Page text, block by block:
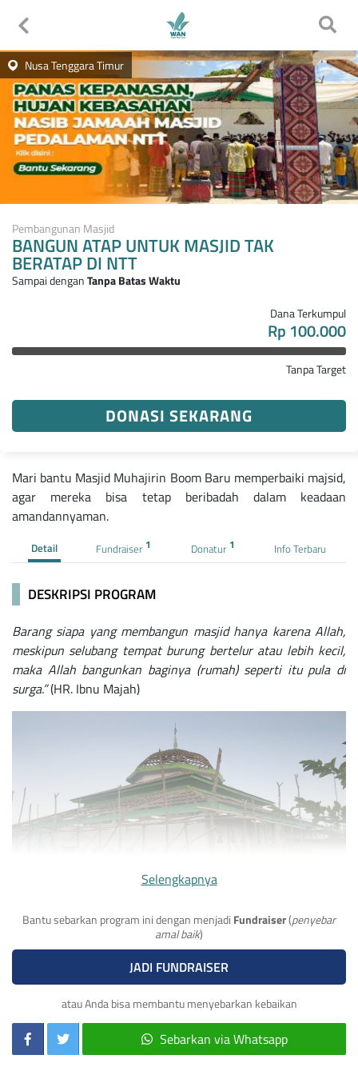
Nusa Tenggara Timur
Pembangunan Masjid
BANGUN ATAP UNTUK MASJID TAK
BERATAP DI NTT
Sampai denganTanpa Batas Waktu
Dana Terkumpul
Rp 100.000
Tanpa Target
DONASI SEKARANG
Mari bantu Masjid Muhajirin Boom Baru memperbaiki majsid,
agar mereka bisa tetap beribadah dalam keadaan
amandannyaman.
Detail Fundraiser 1 Donatur 1 Info Terbaru
DESKRIPSI PROGRAM
Barang siapa yang membangun masjid hanya karena Allah,
meskipun selubang tempat burung bertelur atau lebih kecil,
maka Allah bangunkan baginya (rumah) seperti itu pula di
surga.”(HR. Ibnu Majah)
Masjid yang dibangun pada tahun 1956 yang sudah berusia
67 Tahun, Namanya
Masjid Muhajirin Boom Baru yang
berada di Dusun Boom Baru, Desa Tribun, Kec. Alor Barat
Daya, Kab Alor, NTT.
Ratusan jamaah di Dusun Boom Baruhanya bisa
mengandalkan kotak celengan setiap jum’at dan juga iuran
setiap hari dengan gerakan seribu rupiah.Namun, apalah
daya kondisi masyarakat hidup nya dalam taraf miskin,
sehingga untuk merehabilitas masjid mereka butuh biaya
Selengkapnya
Bantu sebarkan program ini dengan menjadi Fundraiser(penyebar
amal baik)
JADI FUNDRAISER
atau Anda bisa membantu menyebarkan kebaikan
Sebarkan via Whatsapp